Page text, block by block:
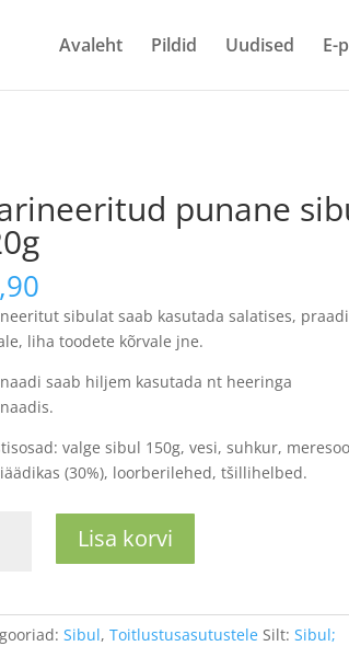
Avaleht Pildid Uudised E-
punane
sibulat saab kasutada salatises,
liha toodete kõrvale jne.
saab hiljem kasutada nt heeringa
valgesibul 150g, vesi, suhkur,
(30%), loorberilehed, tšillihelbed.
Lisa korvi
Sibul,Toitlustusasutustele Silt:Sibul;